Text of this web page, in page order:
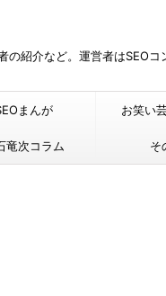
紹介など。運営者はSEO
まんが お笑い
竜次コラム そ